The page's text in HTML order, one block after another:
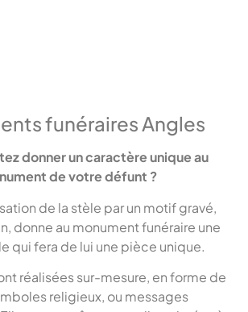
funéraires Angles
donner un caractère unique au
de votre défunt ?
de la stèle par un motif gravé,
donne au monument funéraire une
qui fera de lui une pièce unique.
réalisées sur-mesure, en forme de
religieux, ou messages